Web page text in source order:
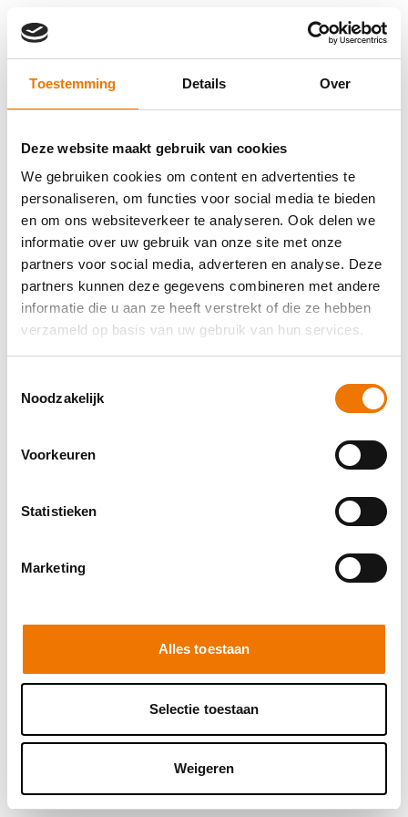
Toestemming Details Over
Deze website maakt gebruik van cookies
We gebruiken cookies om content en advertenties te
personaliseren, om functies voor social media te bieden
en om ons websiteverkeer te analyseren. Ook delen we
informatie over uw gebruik van onze site met onze
partners voor social media, adverteren en analyse. Deze
partners kunnen deze gegevens combineren met andere
informatie die u aan ze heeft verstrekt of die ze hebben
verzameld op basis van uw gebruik van hun services.
Noodzakelijk
Voorkeuren
Statistieken
Marketing
Alles toestaan
Selectie toestaan
Weigeren
Application error: a client-side exception has occurred (see the